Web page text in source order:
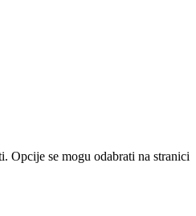
Opcije se mogu odabrati na stranici